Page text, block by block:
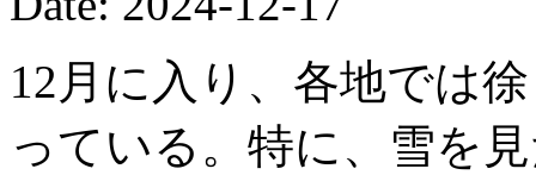
12月に入り、各地では
っている。特に、雪を